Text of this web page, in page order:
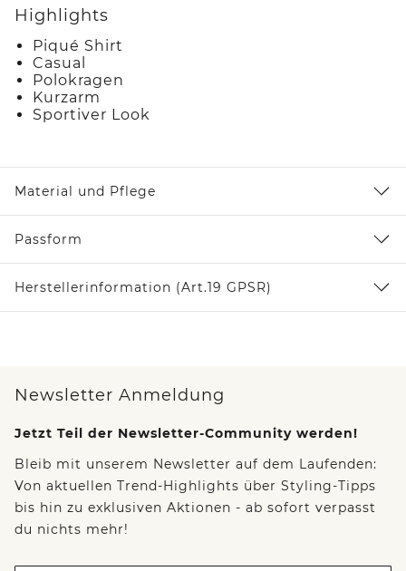
Highlights
Piqué Shirt
Casual
Polokragen
Kurzarm
Sportiver Look
Material und Pflege
Passform
Herstellerinformation (Art.19 GPSR)
Newsletter Anmeldung
Jetzt Teil der Newsletter-Community werden!
Bleib mit unserem Newsletter auf dem Laufenden:
Von aktuellen Trend-Highlights über Styling-Tipps
bis hin zu exklusiven Aktionen - ab sofort verpasst
du nichts mehr!